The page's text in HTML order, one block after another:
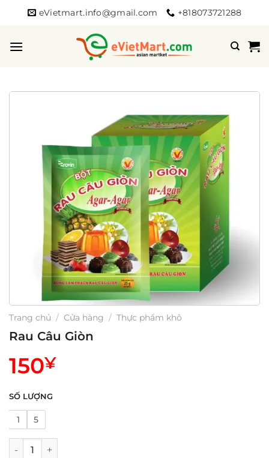
dung
eVietmart.info@gmail.com +818073721288
Trang chủ / Cửa hàng / Thực phẩm khô
Rau Câu Giòn
150¥
SỐ LƯỢNG
1 5
Rau Câu Giòn số lượng